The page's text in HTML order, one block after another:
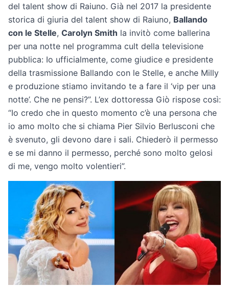
del talent show di Raiuno. Già nel 2017 la presidente
storica di giuria del talent show di Raiuno, Ballando
con le Stelle, Carolyn Smith la invitò come ballerina
per una notte nel programma cult della televisione
pubblica: Io ufficialmente, come giudice e presidente
della trasmissione Ballando con le Stelle, e anche Milly
e produzione stiamo invitando te a fare il ‘vip per una
notte’. Che ne pensi?”. L’ex dottoressa Giò rispose così:
“Io credo che in questo momento c’è una persona che
io amo molto che si chiama Pier Silvio Berlusconi che
è svenuto, gli devono dare i sali. Chiederò il permesso
e se mi danno il permesso, perché sono molto gelosi
di me, vengo molto volentieri”.